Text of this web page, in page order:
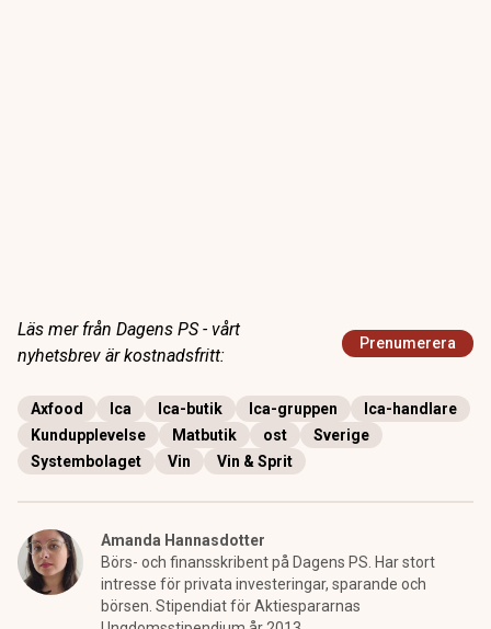
Läs mer från Dagens PS - vårt
nyhetsbrev är kostnadsfritt:
Prenumerera
Axfood Ica Ica-butik Ica-gruppen
Ica-handlare
Kundupplevelse
Matbutik ost
Sverige
Systembolaget
Vin Vin & Sprit
Amanda Hannasdotter
Börs- och finansskribent på Dagens PS. Har stort
intresse för privata investeringar, sparande och
börsen. Stipendiat för Aktiespararnas